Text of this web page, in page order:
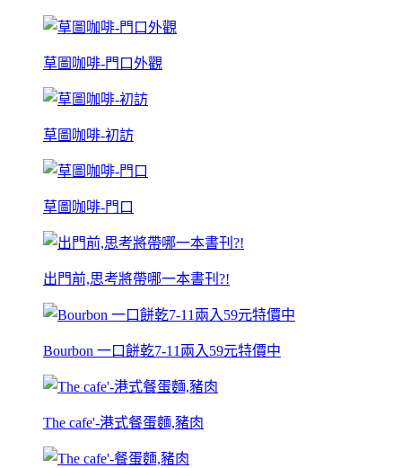
草圖咖啡-門口外觀
草圖咖啡-初訪
草圖咖啡-門口
出門前,思考將帶哪一本書刊?!
Bourbon 一口餅乾7-11兩入59元特價中
The cafe'-港式餐蛋麵,豬肉